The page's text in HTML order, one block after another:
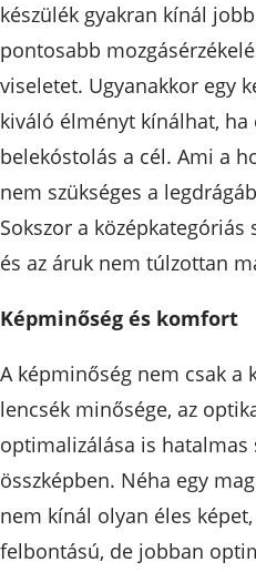
készülék gyakran kínál
pontosabb
viseletet. Ugyanakkor egy
kiváló élményt kínálhat, ha
belekóstolás a cél. Ami a
nem szükséges a
Sokszor a
és az áruk nem túlzottan
Képminőség és komfort
A képminőség nem csak a
lencsék minősége, az
optimalizálása is hatalmas
összképben. Néha egy
nem kínál olyan éles
felbontású, de jobban